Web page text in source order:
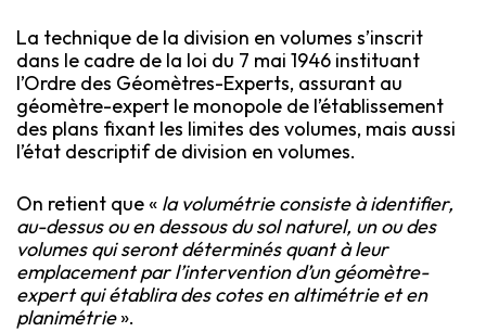
La technique de la division en volumes s’inscrit
dans le cadre de la loi du 7 mai 1946 instituant
l’Ordre des Géomètres-Experts, assurant au
géomètre-expert le monopole de l’établissement
des plans fixant les limites des volumes, mais aussi
l’état descriptif de division en volumes.
On retient que « la volumétrie consiste à identifier,
au-dessus ou en dessous du sol naturel, un ou des
volumes qui seront déterminés quant à leur
emplacement par l’intervention d’un géomètre-
expert qui établira des cotes en altimétrie et en
planimétrie».